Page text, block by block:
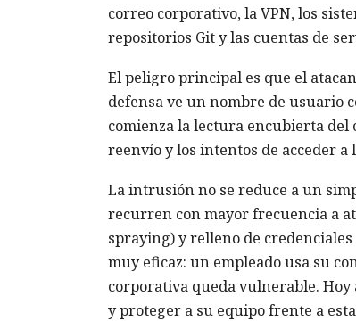
correo corporativo, la VPN, los
repositorios Git y las cuentas de
El peligro principal es que el
defensa ve un nombre de usuario
comienza la lectura encubierta del
reenvío y los intentos de acceder
La intrusión no se reduce a un
recurren con mayor frecuencia a
spraying) y relleno de
muy eficaz: un empleado usa su
corporativa queda vulnerable. Hoy
y proteger a su equipo frente a